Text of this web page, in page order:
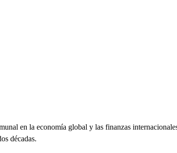
en la economía global y las finanzas
décadas.